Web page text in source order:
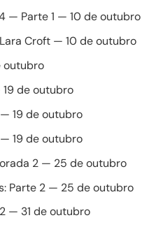
— Parte 1 — 10 de outubro
Croft — 10 de outubro
outubro
19 de outubro
19 de outubro
19 de outubro
2 — 25 de outubro
Parte 2 — 25 de outubro
— 31 de outubro